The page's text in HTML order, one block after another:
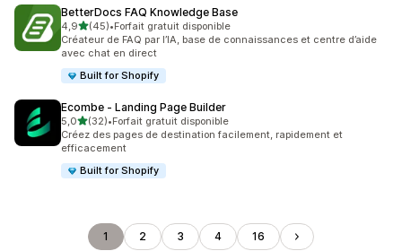
BetterDocs FAQ Knowledge Base
4,9étoile(s) sur 5
(45)
45 avis au total
•Forfait gratuit disponible
Créateur de FAQ par l’IA, base de connaissances et centre d’aide
avec chat en direct
Built for Shopify
Ecombe ‑ Landing Page Builder
5,0étoile(s) sur 5
(32)
32 avis au total
•Forfait gratuit disponible
Créez des pages de destination facilement, rapidement et
efficacement
Built for Shopify
1 2 3 4 16